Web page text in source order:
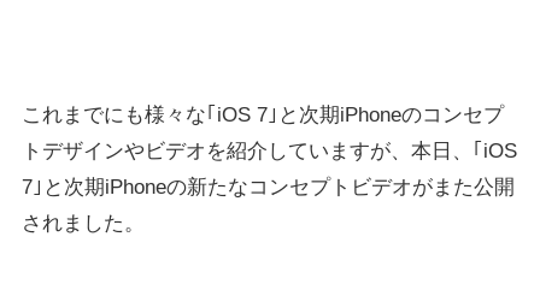
これまでにも様々な｢iOS 7｣と次期iPhoneのコンセプ
トデザインやビデオを紹介していますが、本日、｢iOS
7｣と次期iPhoneの新たなコンセプトビデオがまた公開
されました。